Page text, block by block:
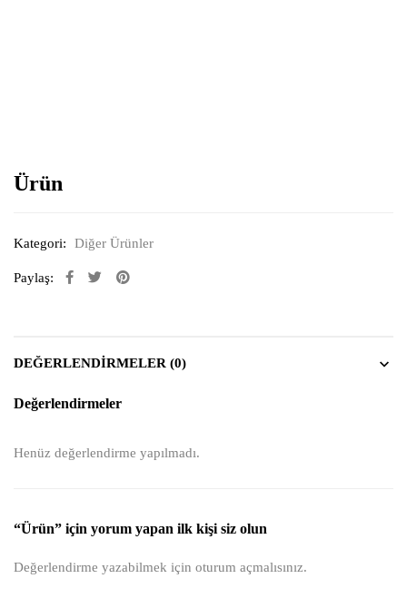
Ürün
Kategori: Diğer Ürünler
Paylaş:
DEĞERLENDIRMELER (0)
Değerlendirmeler
Henüz değerlendirme yapılmadı.
“Ürün” için yorum yapan ilk kişi siz olun
Değerlendirme yazabilmek için oturum açmalısınız.